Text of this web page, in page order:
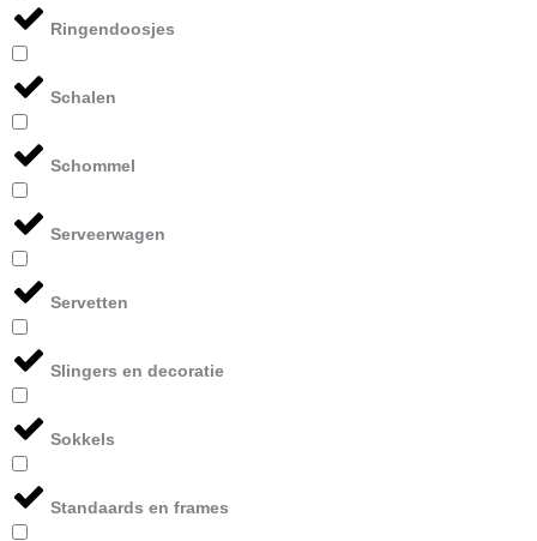
Ringendoosjes
Schalen
Schommel
Serveerwagen
Servetten
Slingers en decoratie
Sokkels
Standaards en frames